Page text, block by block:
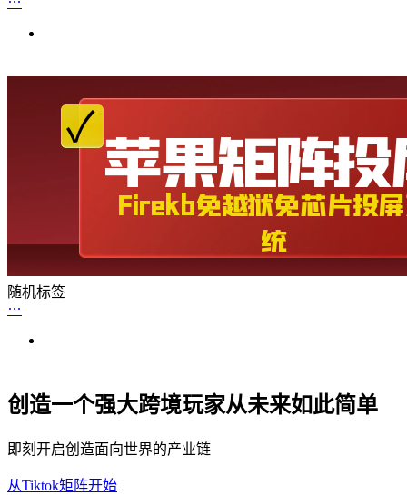
随机标签
创造一个强大跨境玩家从未来如此简单
即刻开启创造面向世界的产业链
从Tiktok矩阵开始